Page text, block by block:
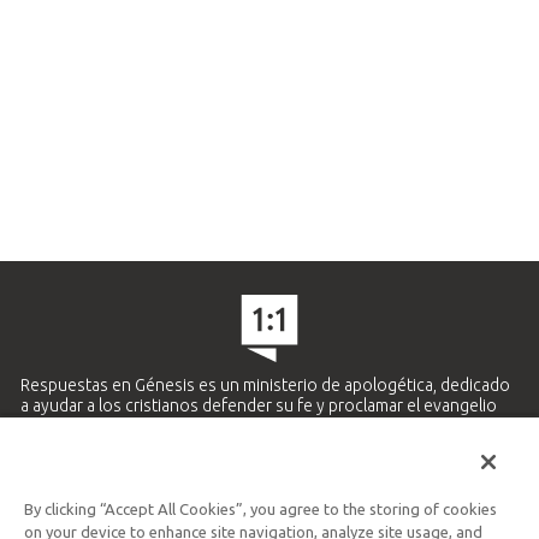
Respuestas en Génesis es un ministerio de apologética, dedicado
a ayudar a los cristianos defender su fe y proclamar el evangelio
Ministerio Hispano y Latinoamericano
By clicking “Accept All Cookies”, you agree to the storing of cookies
on your device to enhance site navigation, analyze site usage, and